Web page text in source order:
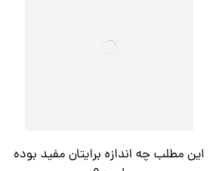
این مطلب چه اندازه برایتان مفید بوده